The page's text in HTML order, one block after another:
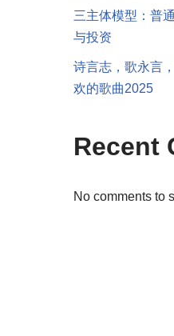
三主体模型：普
与投资
诗言志，歌永言
欢的歌曲2025
Recent
No comments to